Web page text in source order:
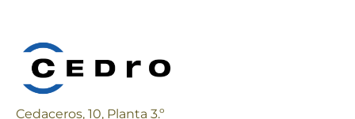
Cedaceros, 10, Planta 3.º